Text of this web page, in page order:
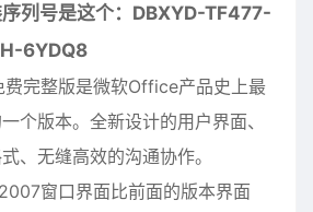
列号是这个：DBXYD-TF477-
6YDQ8
完整版是微软Office产品史上最
个版本。全新设计的用户界面、
、无缝高效的沟通协作。
窗口界面比前面的版本界面